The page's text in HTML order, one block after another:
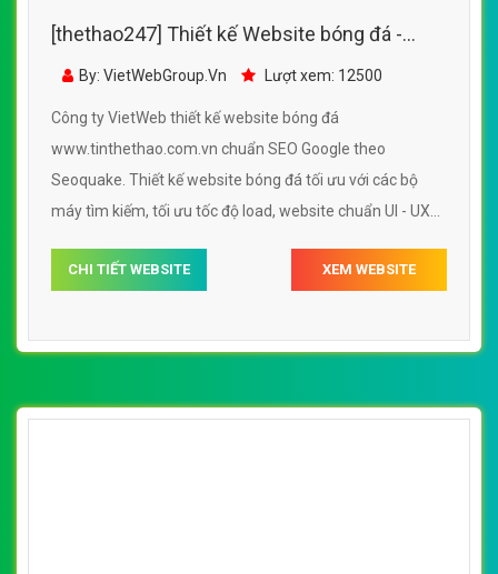
[thethao247] Thiết kế Website bóng đá -
www.tinthethao.com.vn - VietWebGroup.Vn
By: VietWebGroup.Vn Lượt xem: 12500
Công ty VietWeb thiết kế website bóng đá
www.tinthethao.com.vn chuẩn SEO Google theo
Seoquake. Thiết kế website bóng đá tối ưu với các bộ
máy tìm kiếm, tối ưu tốc độ load, website chuẩn UI - UX
www.tinthethao.com.vn
CHI TIẾT WEBSITE XEM WEBSITE